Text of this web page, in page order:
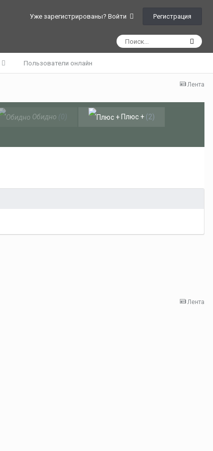
Уже зарегистрированы? Войти Регистрация
Пользователи онлайн
Лента
Обидно (0) Плюс + (2)
Лента